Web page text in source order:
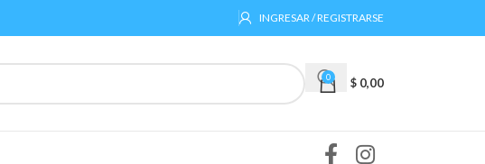
INGRESAR / REGISTRARSE
0 $ 0,00